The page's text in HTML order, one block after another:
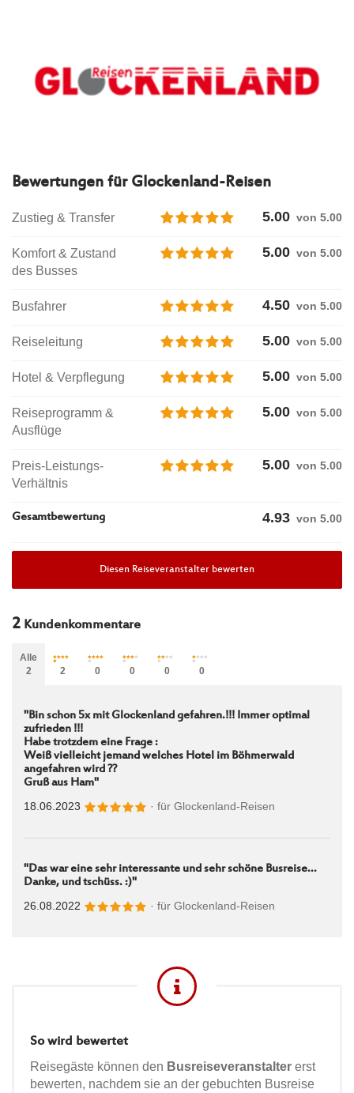
Bewertungen für Glockenland-Reisen
Zustieg & Transfer 5.00 von 5.00
Komfort & Zustand
des Busses
5.00 von 5.00
Busfahrer 4.50 von 5.00
Reiseleitung 5.00 von 5.00
Hotel & Verpflegung 5.00 von 5.00
Reiseprogramm &
Ausflüge
5.00 von 5.00
Preis-Leistungs-
Verhältnis
5.00 von 5.00
Gesamtbewertung 4.93 von 5.00
Diesen Reiseveranstalter bewerten
2 Kundenkommentare
Alle
2
2 0 0 0 0
"Bin schon 5x mit Glockenland gefahren.!!! Immer optimal
zufrieden !!!
Habe trotzdem eine Frage :
Weiß vielleicht jemand welches Hotel im Böhmerwald
angefahren wird ??
Gruß aus Ham"
18.06.2023 · für Glockenland-Reisen
"Das war eine sehr interessante und sehr schöne Busreise...
Danke, und tschüss. :)"
26.08.2022 · für Glockenland-Reisen
So wird bewertet
Reisegäste können den Busreiseveranstalter erst
bewerten, nachdem sie an der gebuchten Busreise